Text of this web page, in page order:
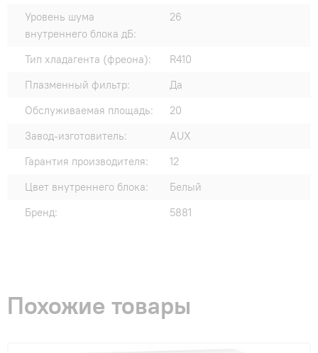
Уровень шума
внутреннего блока дБ:
26
Тип хладагента (фреона):
R410
Плазменный фильтр:
Да
Обслуживаемая площадь:
20
Завод-изготовитель:
AUX
Гарантия производителя:
12
Цвет внутреннего блока:
Белый
Бренд:
5881
Похожие товары